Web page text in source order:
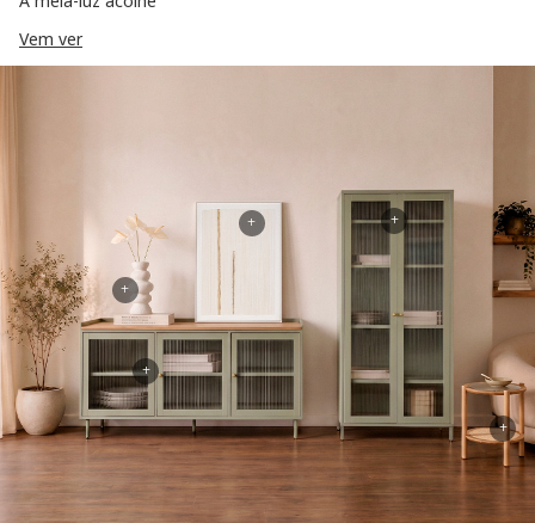
Vem ver
+
+
+
+
+